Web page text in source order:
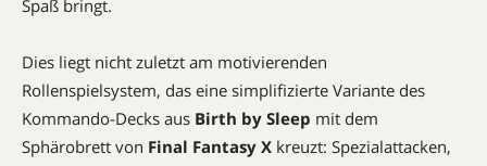
Spaß bringt.
Dies liegt nicht zuletzt am motivierenden
Rollenspielsystem, das eine simplifizierte Variante des
Kommando-Decks aus Birth by Sleep mit dem
Sphärobrett von Final Fantasy X kreuzt: Spezialattacken,